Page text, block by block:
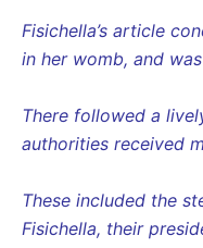
Fisichella’s article
in her womb, and
There followed a
authorities received
These included the
Fisichella, their